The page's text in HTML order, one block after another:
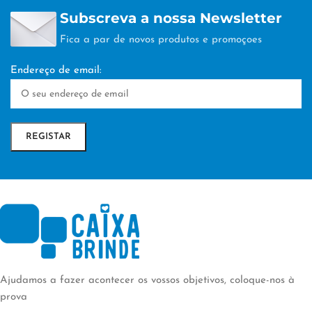
31.5 × 32 × 18.5 cm
TÉCNICA DE
PERSONALIZAÇÃO
TAMPOGRAFIA
TAMPOGRAFIA
Subscreva a nossa Newsletter
Fica a par de novos produtos e promoçoes
Endereço de email:
Ajudamos a fazer acontecer os vossos objetivos, coloque-nos à
prova